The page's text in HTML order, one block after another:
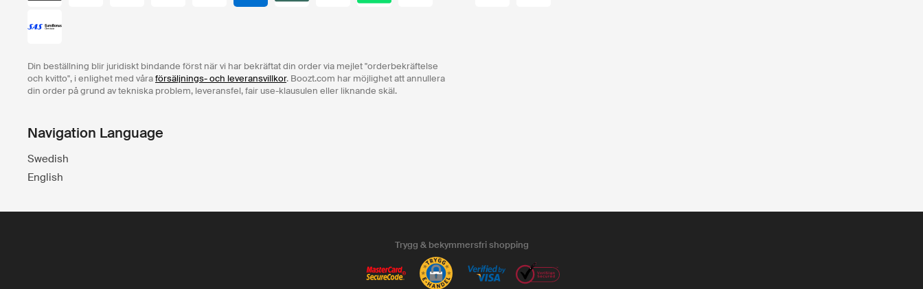
Din beställning blir juridiskt bindande först när vi har bekräftat din order via mejlet "orderbekräftelse
och kvitto", i enlighet med våraförsäljnings- och leveransvillkor. Boozt.com har möjlighet att annullera
din order på grund av tekniska problem, leveransfel, fair use-klausulen eller liknande skäl.
Navigation Language
Swedish
English
Trygg & bekymmersfri shopping